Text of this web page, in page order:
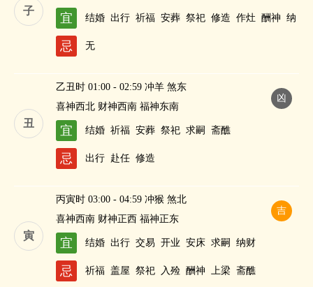
子
宜 结婚 出行 祈福 安葬 祭祀 修造 作灶 酬神 纳
忌 无
丑
凶
乙丑时 01:00 - 02:59 冲羊 煞东
喜神西北 财神西南 福神东南
宜 结婚 祈福 安葬 祭祀 求嗣 斋醮
忌 出行 赴任 修造
寅
吉
丙寅时 03:00 - 04:59 冲猴 煞北
喜神西南 财神正西 福神正东
宜 结婚 出行 交易 开业 安床 求嗣 纳财
忌 祈福 盖屋 祭祀 入殓 酬神 上梁 斋醮